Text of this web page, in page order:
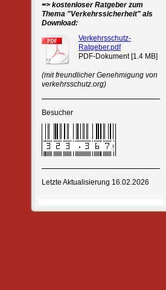
=> kostenloser Ratgeber zum
Thema "Verkehrssicherheit" als
Download:
Verkehrsschutz-
Ratgeber.pdf
PDF-Dokument [1.4 MB]
(mit freundlicher Genehmigung von
verkehrsschutz.org)
Besucher
Letzte Aktualisierung 16.02.2026